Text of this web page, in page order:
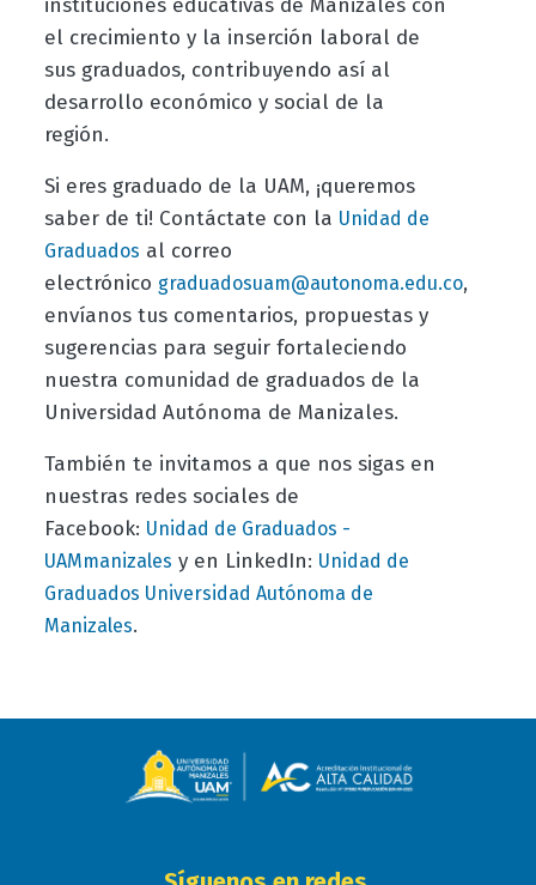
instituciones educativas de Manizales con
el crecimiento y la inserción laboral de
sus graduados, contribuyendo así al
desarrollo económico y social de la
región.
Si eres graduado de la UAM, ¡queremos
saber de ti! Contáctate con la Unidad de
Graduados al correo
electrónico graduadosuam@autonoma.edu.co,
envíanos tus comentarios, propuestas y
sugerencias para seguir fortaleciendo
nuestra comunidad de graduados de la
Universidad Autónoma de Manizales.
También te invitamos a que nos sigas en
nuestras redes sociales de
Facebook: Unidad de Graduados -
UAMmanizales y en LinkedIn: Unidad de
Graduados Universidad Autónoma de
Manizales.